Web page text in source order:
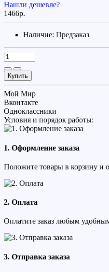
Нашли дешевле?
1466р.
Наличие: Предзаказ
Купить
Мой Мир
Вконтакте
Одноклассники
Условия и порядок работы:
1. Оформление заказа
Положите товары в корзину и
2. Оплата
Оплатите заказ любым
3. Отправка заказа